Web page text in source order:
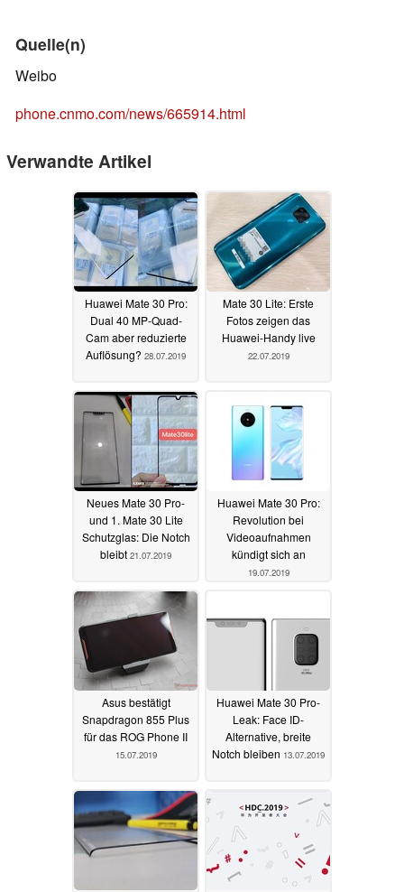
Quelle(n)
Weibo
phone.cnmo.com/news/665914.html
Verwandte Artikel
Huawei Mate 30 Pro:
Dual 40 MP-Quad-
Cam aber reduzierte
Auflösung? 28.07.2019
Mate 30 Lite: Erste
Fotos zeigen das
Huawei-Handy live
22.07.2019
Neues Mate 30 Pro-
und 1. Mate 30 Lite
Schutzglas: Die Notch
bleibt 21.07.2019
Huawei Mate 30 Pro:
Revolution bei
Videoaufnahmen
kündigt sich an
19.07.2019
Asus bestätigt
Snapdragon 855 Plus
für das ROG Phone II
15.07.2019
Huawei Mate 30 Pro-
Leak: Face ID-
Alternative, breite
Notch bleiben 13.07.2019